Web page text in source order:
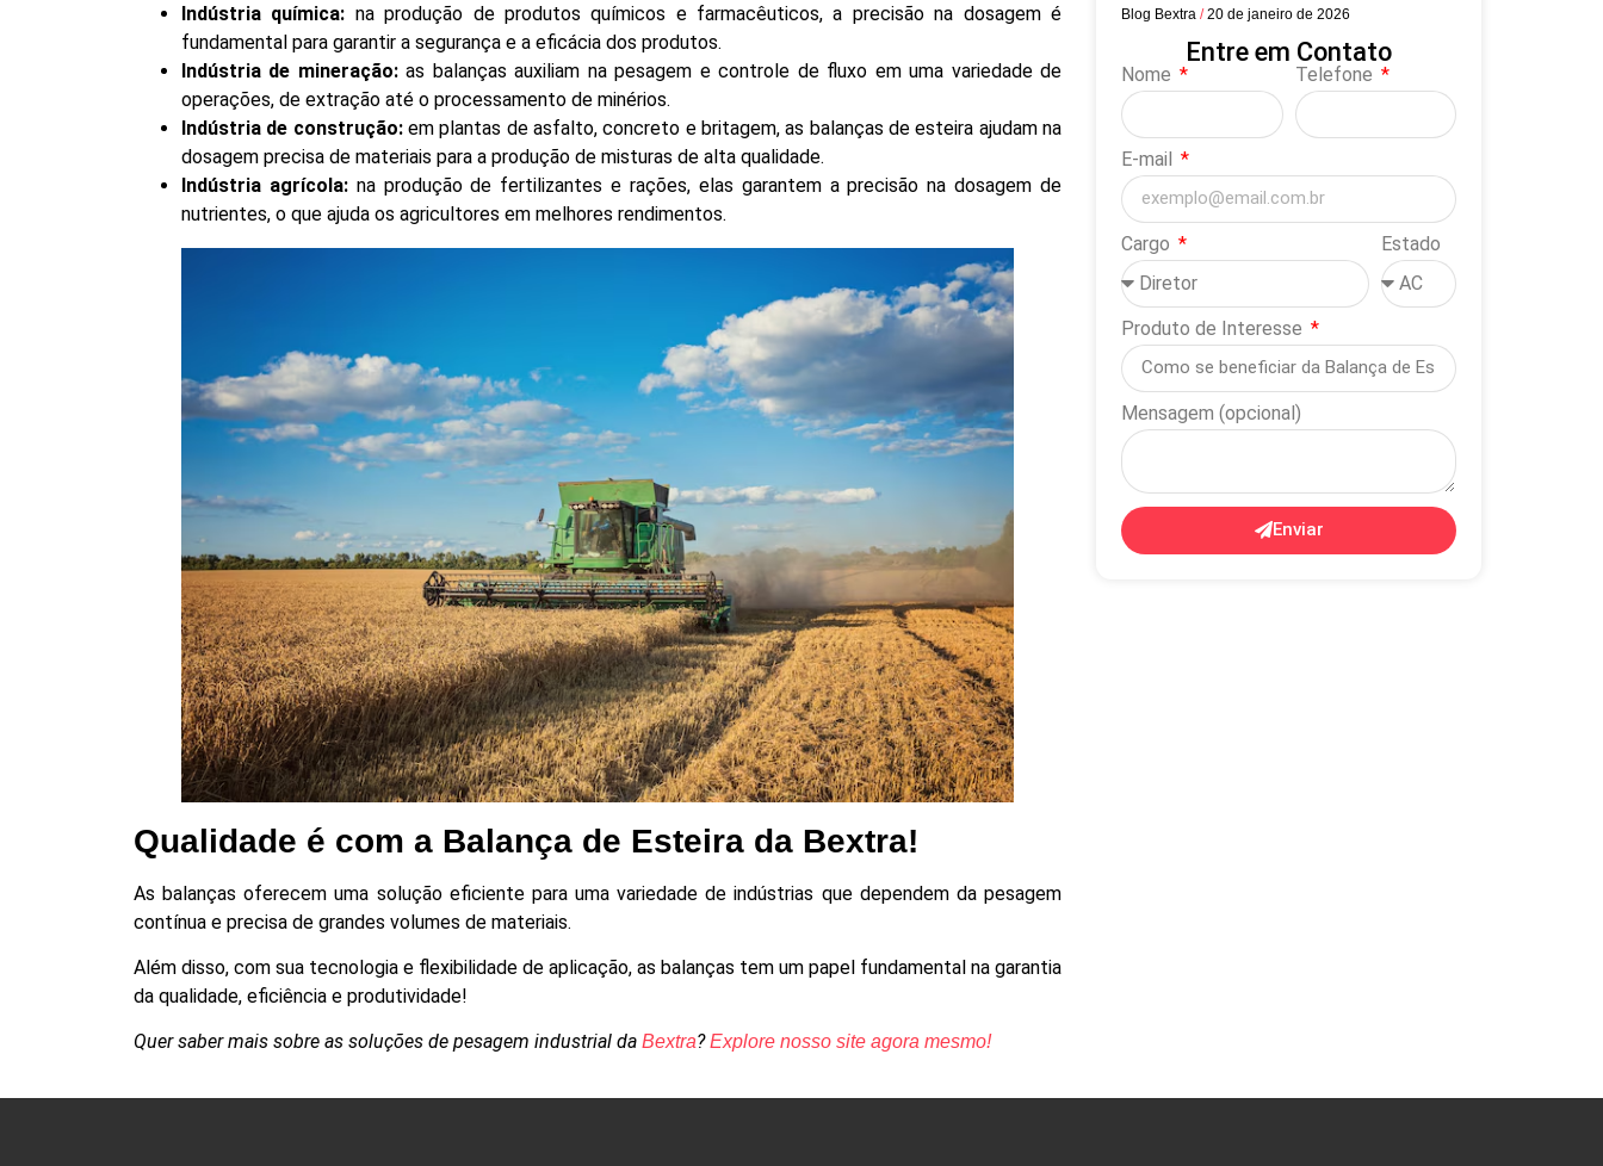
Indústria química: na produção de produtos químicos e farmacêuticos, a precisão na dosagem é
fundamental para garantir a segurança e a eficácia dos produtos.
Indústria de mineração:as balanças auxiliam na pesagem e controle de fluxo em uma variedade de
operações, de extração até o processamento de minérios.
Indústria de construção:em plantas de asfalto, concreto e britagem, as balanças de esteira ajudam na
dosagem precisa de materiais para a produção de misturas de alta qualidade.
Indústria agrícola:na produção de fertilizantes e rações, elas garantem a precisão na dosagem de
nutrientes, o que ajuda os agricultores em melhores rendimentos.
Qualidade é com a Balança de Esteira da Bextra!
As balanças oferecem uma solução eficiente para uma variedade de indústrias que dependem da pesagem
contínua e precisa de grandes volumes de materiais.
Além disso, com sua tecnologia e flexibilidade de aplicação, as balanças tem um papel fundamental na garantia
da qualidade, eficiência e produtividade!
Quer saber mais sobre as soluções de pesagem industrial da Bextra?Explore nosso site agora mesmo!
Blog Bextra 20 de janeiro de 2026
Entre em Contato
Nome Telefone
E-mail
Cargo Estado
Produto de Interesse
Mensagem (opcional)
Enviar